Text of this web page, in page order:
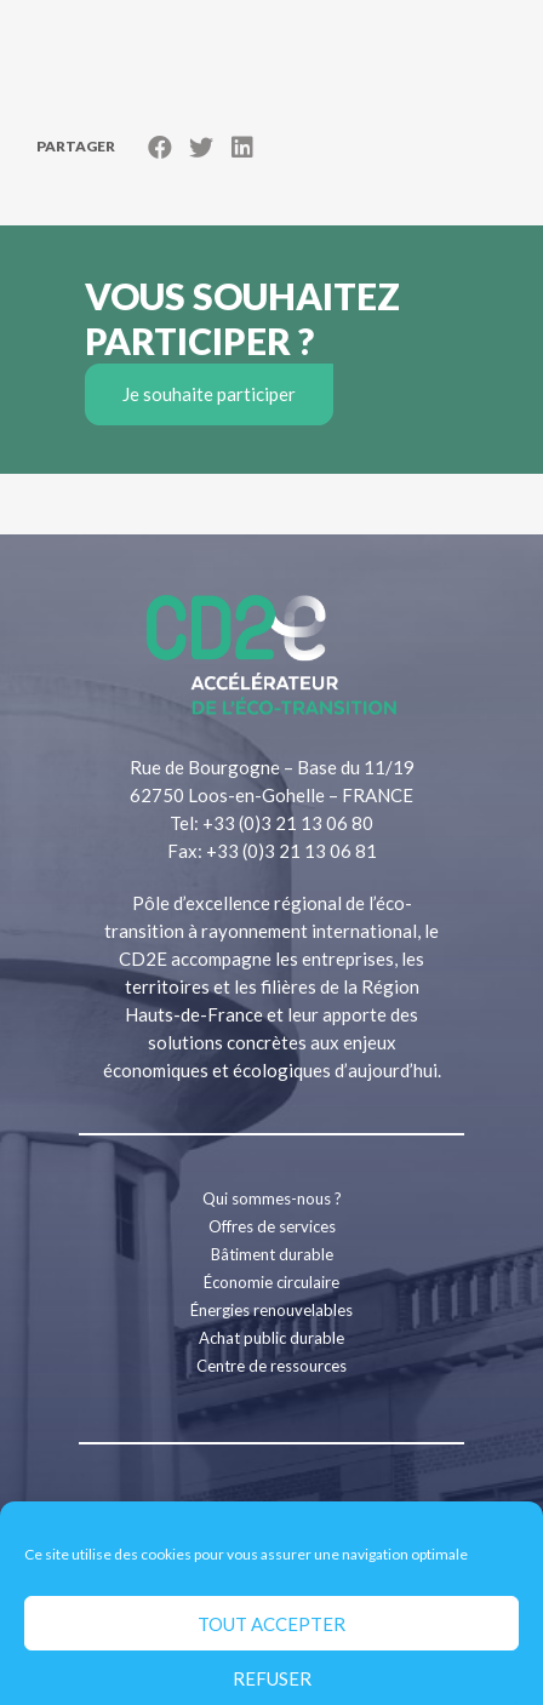
Ce site utilise des cookies pour vous assurer une navigation optimale
TOUT ACCEPTER
REFUSER
PARTAGER
VOUS SOUHAITEZ
PARTICIPER ?
Je souhaite participer
Rue de Bourgogne – Base du 11/19
62750 Loos-en-Gohelle – FRANCE
Tel: +33 (0)3 21 13 06 80
Fax: +33 (0)3 21 13 06 81
Pôle d’excellence régional de l’éco-
transition à rayonnement international, le
CD2E accompagne les entreprises, les
territoires et les filières de la Région
Hauts-de-France et leur apporte des
solutions concrètes aux enjeux
économiques et écologiques d’aujourd’hui.
Qui sommes-nous ?
Offres de services
Bâtiment durable
Économie circulaire
Énergies renouvelables
Achat public durable
Centre de ressources
Contact
Espace presse
Politique de confidentialité
Retrait des données personnelles
© 2026 CD2E - Site réalisé par